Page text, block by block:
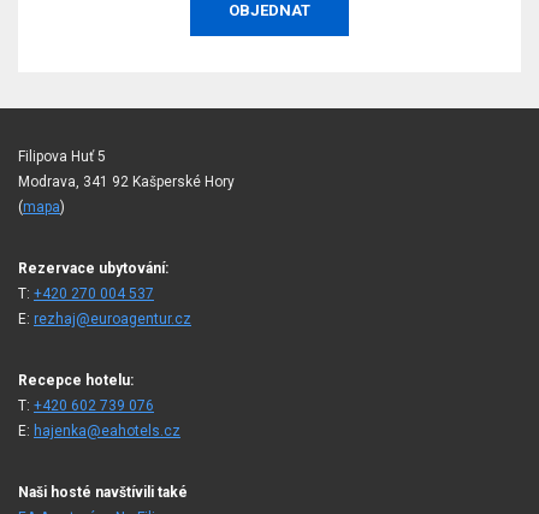
OBJEDNAT
Filipova Huť 5
Modrava, 341 92 Kašperské Hory
(mapa)
Rezervace ubytování:
T: +420 270 004 537
E: rezhaj@euroagentur.cz
Recepce hotelu:
T: +420 602 739 076
E: hajenka@eahotels.cz
Naši hosté navštívili také